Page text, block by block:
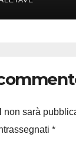
non sarà
*